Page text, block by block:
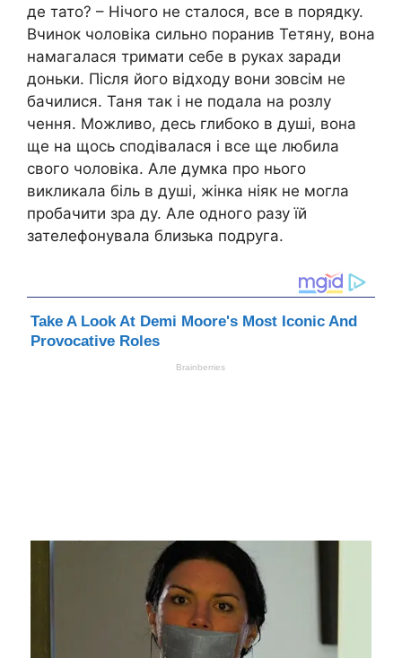
де тато? – Нічого не сталося, все в порядку.
Вчинок чоловіка сильно поранив Тетяну, вона
намагалася тримати себе в руках заради
доньки. Після його відходу вони зовсім не
бачилися. Таня так і не подала на розлу
чення. Можливо, десь глибоко в душі, вона
ще на щось сподівалася і все ще любила
свого чоловіка. Але думка про нього
викликала біль в душі, жінка ніяк не могла
пробачити зра ду. Але одного разу їй
зателефонувала близька подруга.